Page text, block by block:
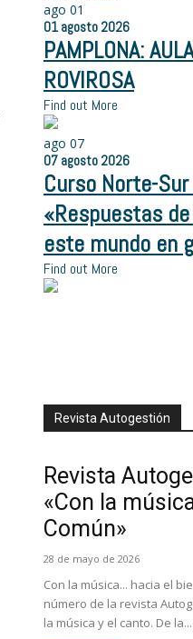
ago 01
01 agosto 2026
PAMPLONA:
ROVIROSA
Find out More
ago 07
07 agosto 2026
Curso Norte-
«Respuestas
este mundo en
Find out More
Revista Autogestión
Revista
«Con la
Común»
28 de mayo de 2026
Con la música... hacia el
número de la revista
la música y el canto. De la...